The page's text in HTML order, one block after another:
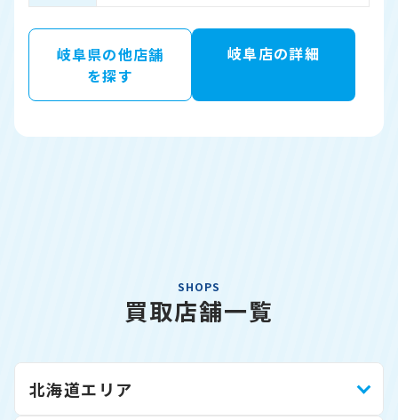
岐阜県の他店舗
を探す
岐阜店の詳細
SHOPS
買取店舗一覧
北海道エリア